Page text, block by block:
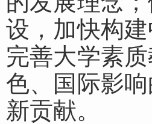
设，加快构
完善大学素
色、国际影
新贡献。